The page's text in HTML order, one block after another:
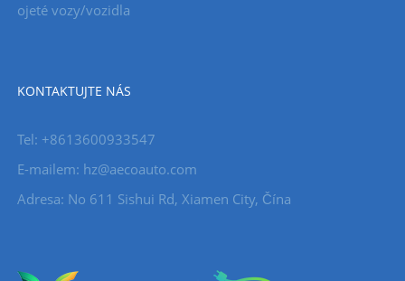
ojeté vozy/vozidla
KONTAKTUJTE NÁS
Tel: +8613600933547
E-mailem: hz@aecoauto.com
Adresa: No 611 Sishui Rd, Xiamen City, Čína